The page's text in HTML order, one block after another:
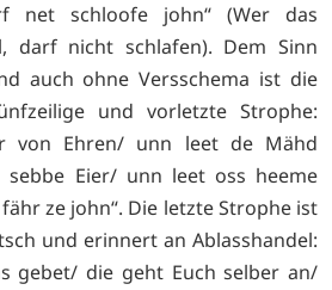
net schloofe john“ (Wer das
darf nicht schlafen). Dem Sinn
auch ohne Versschema ist die
und vorletzte Strophe:
von Ehren/ unn leet de Mähd
Eier/ unn leet oss heeme
ze john“. Die letzte Strophe ist
und erinnert an Ablasshandel:
gebet/ die geht Euch selber an/